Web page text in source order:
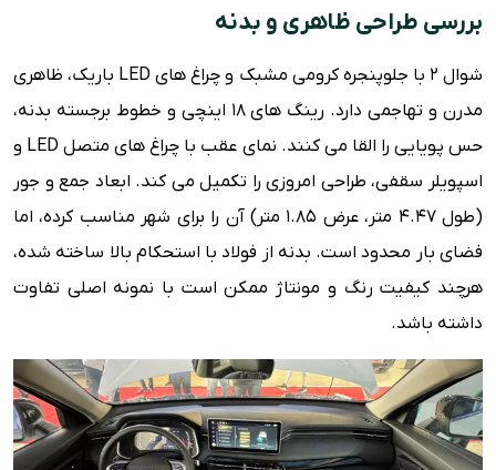
بررسی طراحی ظاهری و بدنه
شوال 2 با جلوپنجره کرومی مشبک و چراغ های LED باریک، ظاهری
مدرن و تهاجمی دارد. رینگ های 18 اینچی و خطوط برجسته بدنه،
حس پویایی را القا می کنند. نمای عقب با چراغ های متصل LED و
اسپویلر سقفی، طراحی امروزی را تکمیل می کند. ابعاد جمع و جور
(طول 4.47 متر، عرض 1.85 متر) آن را برای شهر مناسب کرده، اما
فضای بار محدود است. بدنه از فولاد با استحکام بالا ساخته شده،
هرچند کیفیت رنگ و مونتاژ ممکن است با نمونه اصلی تفاوت
داشته باشد.